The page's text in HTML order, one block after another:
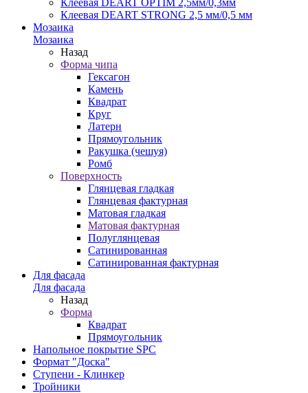
Клеевая DEART OPTIM 2,5мм/0,3мм
Клеевая DEART STRONG 2,5 мм/0,5 мм
Мозаика
Мозаика
Назад
Форма чипа
Гексагон
Камень
Квадрат
Круг
Латерн
Прямоугольник
Ракушка (чешуя)
Ромб
Поверхность
Глянцевая гладкая
Глянцевая фактурная
Матовая гладкая
Матовая фактурная
Полуглянцевая
Сатинированная
Сатинированная фактурная
Для фасада
Для фасада
Назад
Форма
Квадрат
Прямоугольник
Напольное покрытие SPC
Формат "Доска"
Ступени - Клинкер
Тройники